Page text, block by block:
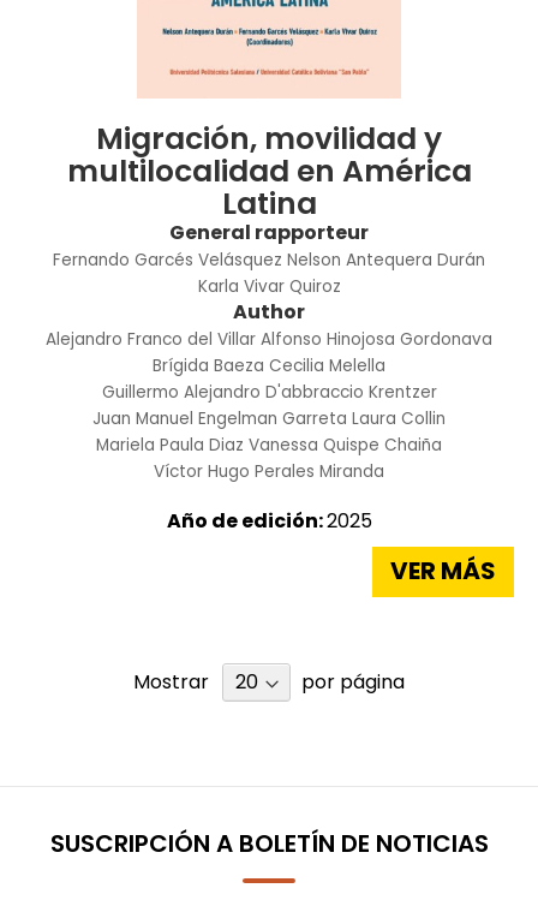
Migración, movilidad y
multilocalidad en América
Latina
General rapporteur
Fernando Garcés Velásquez Nelson Antequera Durán
Karla Vivar Quiroz
Author
Alejandro Franco del Villar Alfonso Hinojosa Gordonava
Brígida Baeza Cecilia Melella
Guillermo Alejandro D'abbraccio Krentzer
Juan Manuel Engelman Garreta Laura Collin
Mariela Paula Diaz Vanessa Quispe Chaiña
Víctor Hugo Perales Miranda
Año de edición:2025
VER MÁS
Mostrar por página
SUSCRIPCIÓN A BOLETÍN DE NOTICIAS